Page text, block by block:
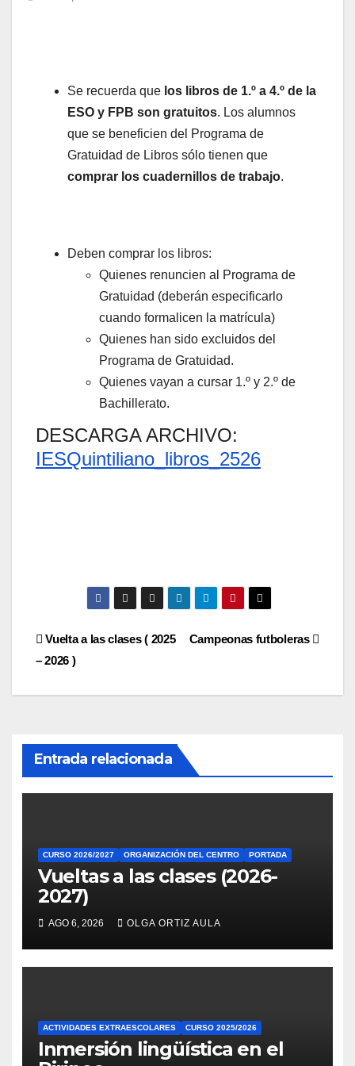
Se recuerda que los libros de 1.º a 4.º de la
ESO y FPB son gratuitos. Los alumnos
que se beneficien del Programa de
Gratuidad de Libros sólo tienen que
comprar los cuadernillos de trabajo.
Deben comprar los libros:
Quienes renuncien al Programa de
Gratuidad (deberán especificarlo
cuando formalicen la matrícula)
Quienes han sido excluidos del
Programa de Gratuidad.
Quienes vayan a cursar 1.º y 2.º de
Bachillerato.
DESCARGA ARCHIVO:
IESQuintiliano_libros_2526
Navegación
Campeonas futboleras
Vuelta a las clases ( 2025
– 2026 )
Entrada relacionada
CURSO 2026/2027 ORGANIZACIÓN DEL CENTRO PORTADA
Vueltas a las clases (2026-
2027)
AGO 6, 2026 OLGA ORTIZ AULA
ACTIVIDADES EXTRAESCOLARES CURSO 2025/2026
Inmersión lingüística en el